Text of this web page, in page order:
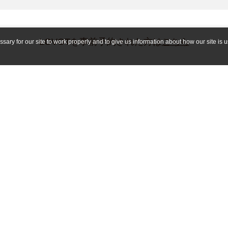
LOVOTを事前予約された方はこちら
for our site to work properly and to give us information about how our site is